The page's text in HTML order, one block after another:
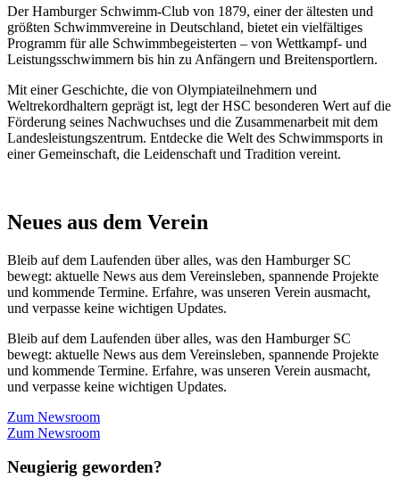
Der Hamburger Schwimm-Club von 1879, einer der ältesten und
größten Schwimmvereine in Deutschland, bietet ein vielfältiges
Programm für alle Schwimmbegeisterten – von Wettkampf- und
Leistungsschwimmern bis hin zu Anfängern und Breitensportlern.
Mit einer Geschichte, die von Olympiateilnehmern und
Weltrekordhaltern geprägt ist, legt der HSC besonderen Wert auf die
Förderung seines Nachwuchses und die Zusammenarbeit mit dem
Landesleistungszentrum. Entdecke die Welt des Schwimmsports in
einer Gemeinschaft, die Leidenschaft und Tradition vereint.
Neues aus dem Verein
Bleib auf dem Laufenden über alles, was den Hamburger SC
bewegt: aktuelle News aus dem Vereinsleben, spannende Projekte
und kommende Termine. Erfahre, was unseren Verein ausmacht,
und verpasse keine wichtigen Updates.
Bleib auf dem Laufenden über alles, was den Hamburger SC
bewegt: aktuelle News aus dem Vereinsleben, spannende Projekte
und kommende Termine. Erfahre, was unseren Verein ausmacht,
und verpasse keine wichtigen Updates.
Zum Newsroom
Zum Newsroom
Neugierig geworden?